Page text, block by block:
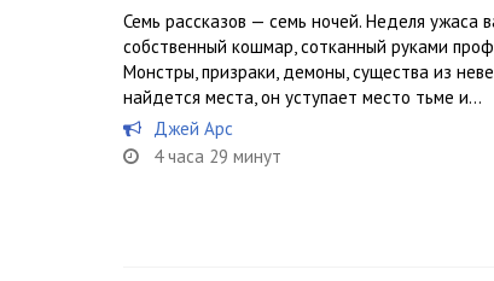
Семь рассказов — семь ночей. Неделя ужаса
собственный кошмар, сотканный руками
Монстры, призраки, демоны, существа из
найдется места, он уступает место тьме и...
Джей Арс
4 часа 29 минут